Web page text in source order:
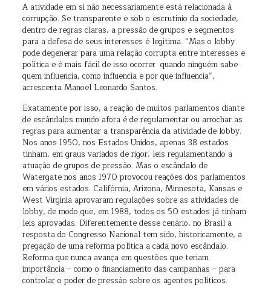
A atividade em si não necessariamente está relacionada à
corrupção. Se transparente e sob o escrutínio da sociedade,
dentro de regras claras, a pressão de grupos e segmentos
para a defesa de seus interesses é legítima. “Mas o lobby
pode degenerar para uma relação corrupta entre interesses e
política e é mais fácil de isso ocorrer quando ninguém sabe
quem influencia, como influencia e por que influencia”,
acrescenta Manoel Leonardo Santos.
Exatamente por isso, a reação de muitos parlamentos diante
de escândalos mundo afora é de regulamentar ou arrochar as
regras para aumentar a transparência da atividade de lobby.
Nos anos 1950, nos Estados Unidos, apenas 38 estados
tinham, em graus variados de rigor, leis regulamentando a
atuação de grupos de pressão. Mas o escândalo de
Watergate nos anos 1970 provocou reações dos parlamentos
em vários estados. Califórnia, Arizona, Minnesota, Kansas e
West Virginia aprovaram regulações sobre as atividades de
lobby, de modo que, em 1988, todos os 50 estados já tinham
leis aprovadas. Diferentemente desse cenário, no Brasil a
resposta do Congresso Nacional tem sido, historicamente, a
pregação de uma reforma política a cada novo escândalo.
Reforma que nunca avança em questões que teriam
importância – como o financiamento das campanhas – para
controlar o poder de pressão sobre os agentes políticos.